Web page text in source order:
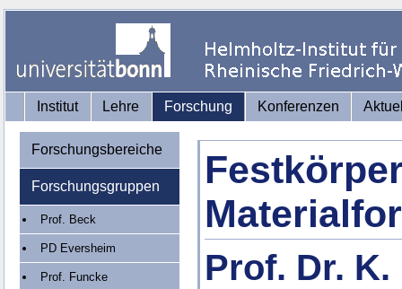
Institut Lehre Forschung Konferenzen
Forschungsbereiche
Forschungsgruppen
Prof. Beck
PD Eversheim
Prof. Funcke Prof. Dr. K.